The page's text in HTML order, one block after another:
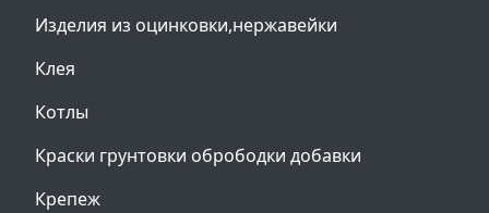
Изделия из оцинковки,нержавейки
Клея
Котлы
Краски грунтовки обрободки добавки
Крепеж